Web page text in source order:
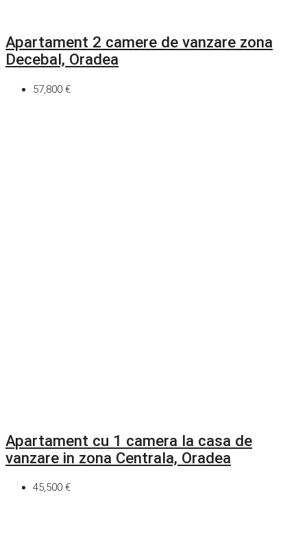
Apartament 2 camere de vanzare zona
Decebal, Oradea
57,800 €
Apartament cu 1 camera la casa de
vanzare in zona Centrala, Oradea
45,500 €